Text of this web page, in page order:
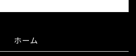
ホーム